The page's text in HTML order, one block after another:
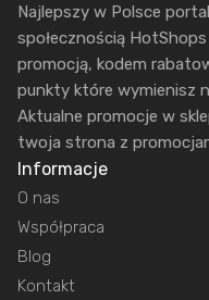
Najlepszy w Polsce
społecznością
promocją, kodem
punkty które wymienisz
Aktualne promocje w
twoja strona z
Informacje
O nas
Współpraca
Blog
Kontakt